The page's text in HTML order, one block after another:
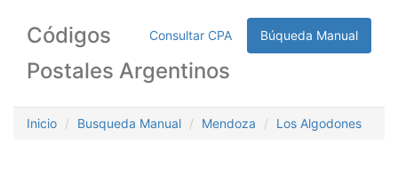
Consultar CPA Búqueda Manual
Códigos
Postales Argentinos
Inicio Busqueda Manual Mendoza Los Algodones